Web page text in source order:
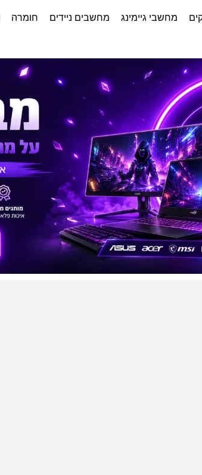
מחשבי גיימינג מחשבים ניידים חומרה